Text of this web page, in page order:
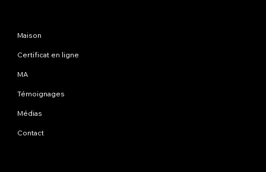
Maison
Certificat en ligne
MA
Témoignages
Médias
Contact